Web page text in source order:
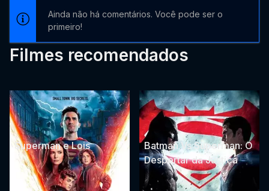
Ainda não há comentários. Você pode ser o
primeiro!
Filmes recomendados
Superman e Lois
Batman Vs Superman: O
Despertar da Justiça